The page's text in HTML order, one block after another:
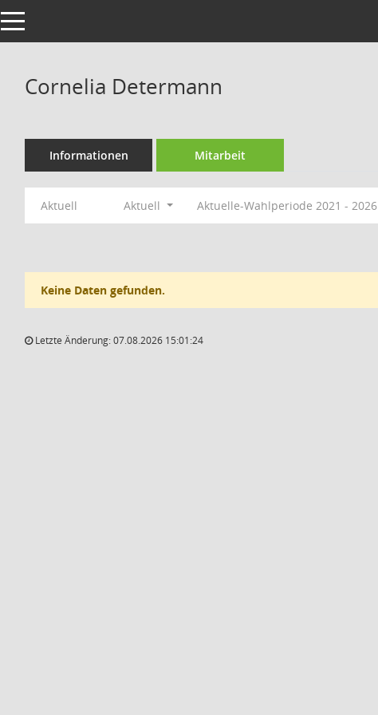
Toggle navigation
Cornelia Determann
Informationen Mitarbeit
Aktuell Aktuell Aktuelle-Wahlperiode 2021 - 2026
Keine Daten gefunden.
Letzte Änderung: 07.08.2026 15:01:24